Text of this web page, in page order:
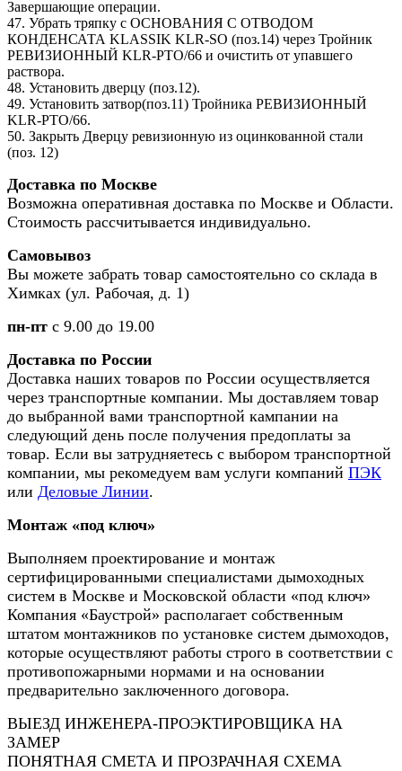
Завершающие операции.
47. Убрать тряпку с ОСНОВАНИЯ С ОТВОДОМ
КОНДЕНСАТА KLASSIK KLR-SO (поз.14) через Тройник
РЕВИЗИОННЫЙ KLR-PTO/66 и очистить от упавшего
раствора.
48. Установить дверцу (поз.12).
49. Установить затвор(поз.11) Тройника РЕВИЗИОННЫЙ
KLR-PTO/66.
50. Закрыть Дверцу ревизионную из оцинкованной стали
(поз. 12)
Доставка по Москве
Возможна оперативная доставка по Москве и Области.
Стоимость рассчитывается индивидуально.
Самовывоз
Вы можете забрать товар самостоятельно со склада в
Химках (ул. Рабочая, д. 1)
пн-пт с 9.00 до 19.00
Доставка по России
Доставка наших товаров по России осуществляется
через транспортные компании. Мы доставляем товар
до выбранной вами транспортной кампании на
следующий день после получения предоплаты за
товар. Если вы затрудняетесь с выбором транспортной
компании, мы рекомедуем вам услуги компаний ПЭК
или Деловые Линии.
Монтаж «под ключ»
Выполняем проектирование и монтаж
сертифицированными специалистами дымоходных
систем в Москве и Московской области «под ключ»
Компания «Баустрой» располагает собственным
штатом монтажников по установке систем дымоходов,
которые осуществляют работы строго в соответствии с
противопожарными нормами и на основании
предварительно заключенного договора.
ВЫЕЗД ИНЖЕНЕРА-ПРОЭКТИРОВЩИКА НА
ЗАМЕР
ПОНЯТНАЯ СМЕТА И ПРОЗРАЧНАЯ СХЕМА